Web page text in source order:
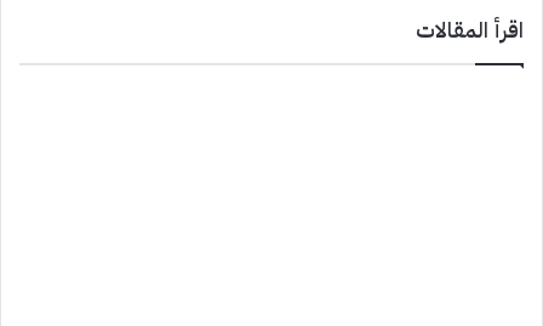
اقرأ المقالات